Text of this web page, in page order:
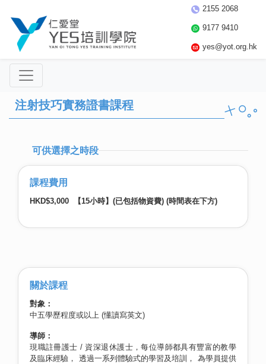
2155 2068
9177 9410
yes@yot.org.hk
注射技巧實務證書課程
可供選擇之時段
課程費用
HKD$3,000 【15小時】(已包括物資費) (時間表在下方)
關於課程
對象：
中五學歷程度或以上 (懂讀寫英文)
導師：
現職註冊護士 / 資深退休護士，每位導師都具有豐富的教學
及臨床經驗， 透過一系列體驗式的學習及培訓， 為學員提供